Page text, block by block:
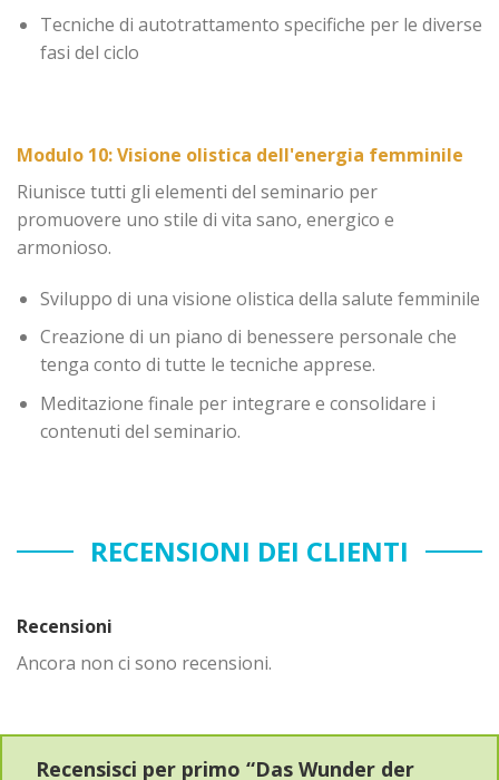
Tecniche di autotrattamento specifiche per le diverse
fasi del ciclo
Modulo 10: Visione olistica dell'energia femminile
Riunisce tutti gli elementi del seminario per
promuovere uno stile di vita sano, energico e
armonioso.
Sviluppo di una visione olistica della salute femminile
Creazione di un piano di benessere personale che
tenga conto di tutte le tecniche apprese.
Meditazione finale per integrare e consolidare i
contenuti del seminario.
RECENSIONI DEI CLIENTI
Recensioni
Ancora non ci sono recensioni.
Recensisci per primo “Das Wunder der